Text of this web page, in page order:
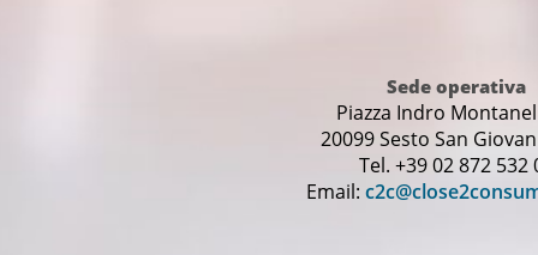
Sede operativa
Piazza Indro
20099 Sesto San
Tel. +39 02 872 532
Email: